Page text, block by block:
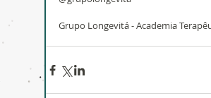
Grupo Longevitá - Academia